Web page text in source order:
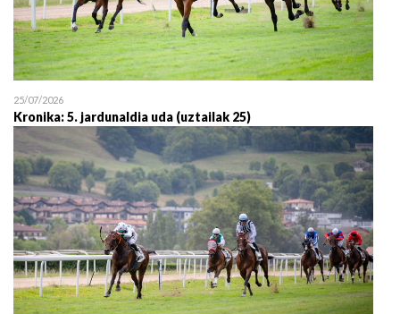
25/07/2026
Kronika: 5. jardunaldia uda (uztailak 25)